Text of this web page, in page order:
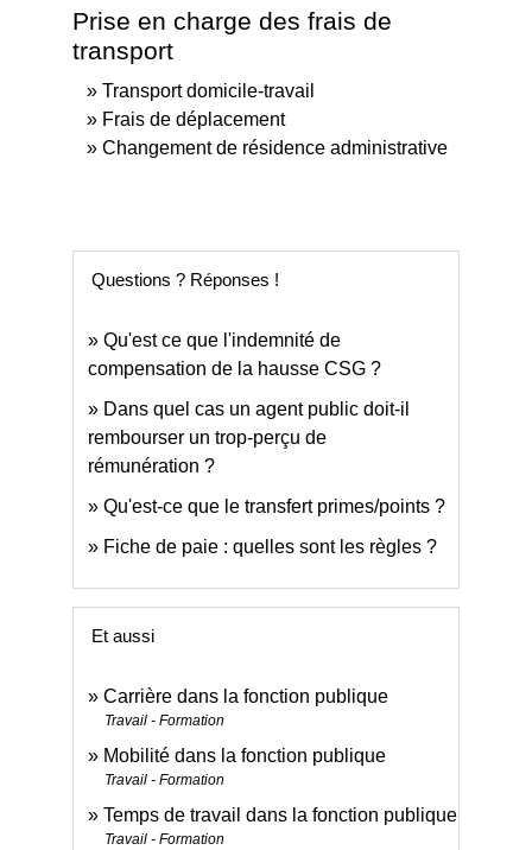
Prise en charge des frais de
transport
Transport domicile-travail
Frais de déplacement
Changement de résidence administrative
Questions ? Réponses !
Qu'est ce que l'indemnité de
compensation de la hausse CSG ?
Dans quel cas un agent public doit-il
rembourser un trop-perçu de
rémunération ?
Qu'est-ce que le transfert primes/points ?
Fiche de paie : quelles sont les règles ?
Et aussi
Carrière dans la fonction publique
Travail - Formation
Mobilité dans la fonction publique
Travail - Formation
Temps de travail dans la fonction publique
Travail - Formation